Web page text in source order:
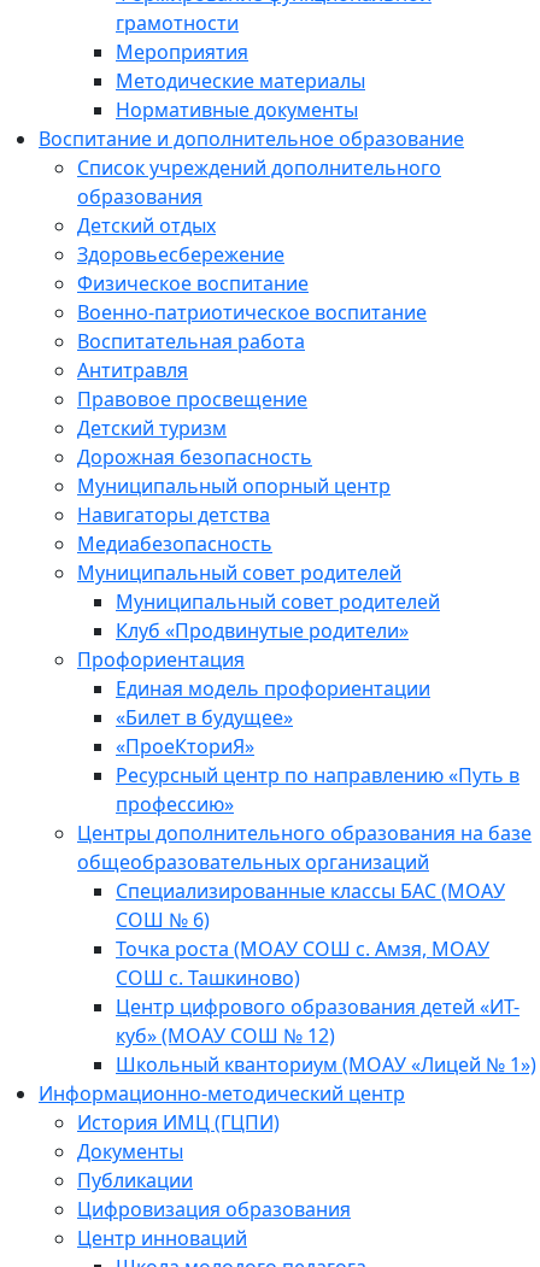
грамотности
Мероприятия
Методические материалы
Нормативные документы
Воспитание и дополнительное образование
Список учреждений дополнительного
образования
Детский отдых
Здоровьесбережение
Физическое воспитание
Военно-патриотическое воспитание
Воспитательная работа
Антитравля
Правовое просвещение
Детский туризм
Дорожная безопасность
Муниципальный опорный центр
Навигаторы детства
Медиабезопасность
Мyниципальный совет родителей
Муниципальный совет родителей
Клуб «Продвинутые родители»
Профориентация
Единая модель профориентации
«Билет в будущее»
«ПроеКториЯ»
Ресурсный центр по направлению «Путь в
профессию»
Центры дополнительного образования на базе
общеобразовательных организаций
Специализированные классы БАС (МОАУ
СОШ № 6)
Точка роста (МОАУ СОШ с. Амзя, МОАУ
СОШ с. Ташкиново)
Центр цифрового образования детей «ИТ-
куб» (МОАУ СОШ № 12)
Школьный кванториум (МОАУ «Лицей № 1»)
Информационно-методический центр
История ИМЦ (ГЦПИ)
Документы
Публикации
Цифровизация образования
Центр инноваций